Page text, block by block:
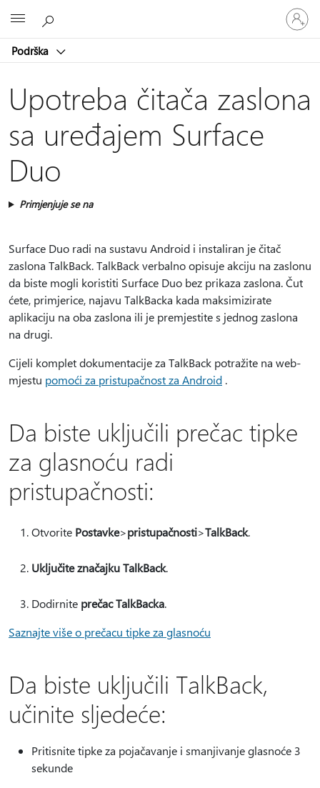
Podrška
Prijavite
se
u
račun
Upotreba čitača zaslona
sa uređajem Surface
Duo
Primjenjuje se na
Surface Duo radi na sustavu Android i instaliran je čitač
zaslona TalkBack. TalkBack verbalno opisuje akciju na zaslonu
da biste mogli koristiti Surface Duo bez prikaza zaslona. Čut
ćete, primjerice, najavu TalkBacka kada maksimizirate
aplikaciju na oba zaslona ili je premjestite s jednog zaslona
na drugi.
Cijeli komplet dokumentacije za TalkBack potražite na web-
mjestu pomoći za pristupačnost za Android .
Da biste uključili prečac tipke
za glasnoću radi
pristupačnosti:
Otvorite Postavke>pristupačnosti>TalkBack.
Uključite značajku TalkBack.
Dodirnite prečac TalkBacka.
Saznajte više o prečacu tipke za glasnoću
Da biste uključili TalkBack,
učinite sljedeće:
Pritisnite tipke za pojačavanje i smanjivanje glasnoće 3
sekunde